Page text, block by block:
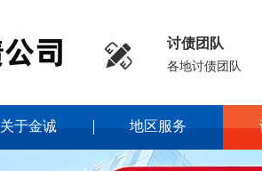
 讨债团队
各地讨债团队
关于金诚 地区服务